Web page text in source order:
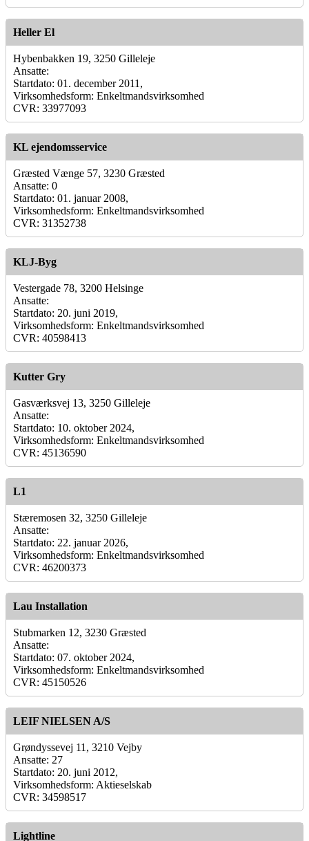
Heller El
Hybenbakken 19, 3250 Gilleleje
Ansatte:
Startdato: 01. december 2011,
Virksomhedsform: Enkeltmandsvirksomhed
CVR: 33977093
KL ejendomsservice
Græsted Vænge 57, 3230 Græsted
Ansatte: 0
Startdato: 01. januar 2008,
Virksomhedsform: Enkeltmandsvirksomhed
CVR: 31352738
KLJ-Byg
Vestergade 78, 3200 Helsinge
Ansatte:
Startdato: 20. juni 2019,
Virksomhedsform: Enkeltmandsvirksomhed
CVR: 40598413
Kutter Gry
Gasværksvej 13, 3250 Gilleleje
Ansatte:
Startdato: 10. oktober 2024,
Virksomhedsform: Enkeltmandsvirksomhed
CVR: 45136590
L1
Stæremosen 32, 3250 Gilleleje
Ansatte:
Startdato: 22. januar 2026,
Virksomhedsform: Enkeltmandsvirksomhed
CVR: 46200373
Lau Installation
Stubmarken 12, 3230 Græsted
Ansatte:
Startdato: 07. oktober 2024,
Virksomhedsform: Enkeltmandsvirksomhed
CVR: 45150526
LEIF NIELSEN A/S
Grøndyssevej 11, 3210 Vejby
Ansatte: 27
Startdato: 20. juni 2012,
Virksomhedsform: Aktieselskab
CVR: 34598517
Lightline